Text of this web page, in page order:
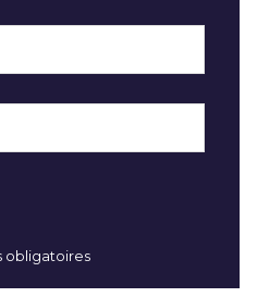
obligatoires